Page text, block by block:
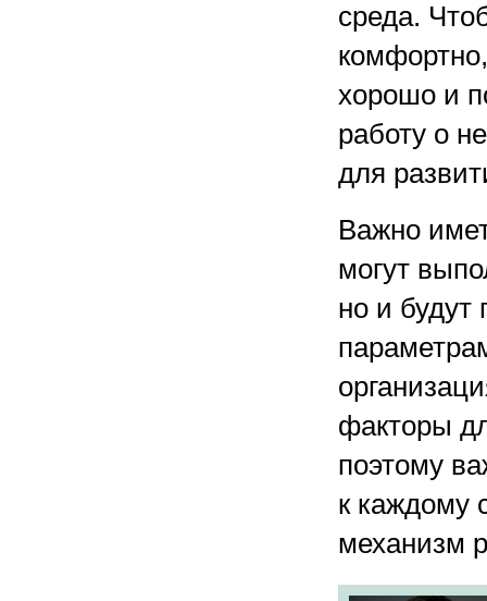
среда.
хорошо и
работу о
для
Важно
могут
но и будут
факторы
поэтому
к каждому
механизм